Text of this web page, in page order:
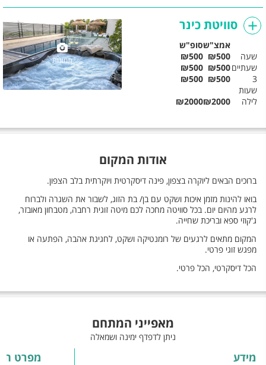
סוויטת כינר
תמונות
אמצ"שסופ"ש
שעה
₪500
₪500
שעתיים₪500
₪500
3
שעות
₪500
₪500
לילה
₪2000
₪2000
אודות המקום
ברוכים הבאים ליוקרה בצפון, פינה דיסקרטית ויוקרתית בלב הצפון.
בואו להינות מזמן איכות ושקט עם בן/ בת הזוג, לשבור את השגרה ולברוח
לרגע מהיום יום. בכל סוויטה מחכה לכם מיטה זוגית רחבה, מטבחון מאובזר,
ג'קוזי ספא ובריכת שחייה.
המקום מתאים לרגעים של רומנטיקה ושקט, לחגיגת אהבה, הפתעה או
מפגש זוגי פרטי.
הכל דיסקרטי, הכל פרטי.
מאפייני המתחם
ניתן לדפדף ימינה ושמאלה
מידע מפרט